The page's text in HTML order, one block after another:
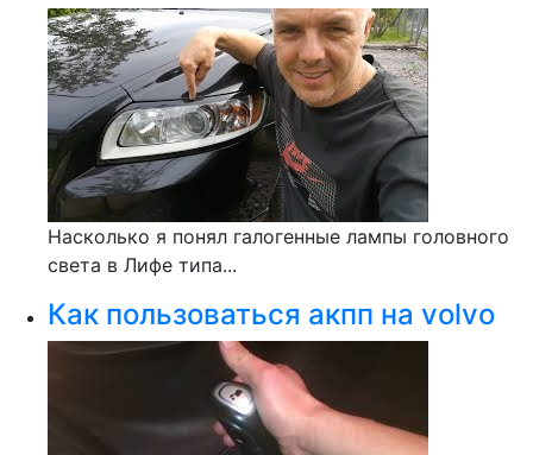
Насколько я понял галогенные лампы головного
света в Лифе типа...
Как пользоваться акпп на volvo